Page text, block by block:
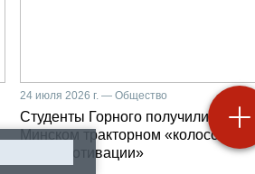
24 июля 2026 г. — Общество
Студенты Горного получили на
Минском тракторном
заряд мотивации»